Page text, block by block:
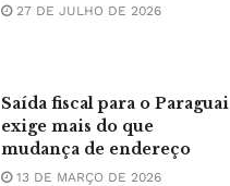
27 DE JULHO DE 2026
Saída fiscal para o Paraguai
exige mais do que
mudança de endereço
13 DE MARÇO DE 2026